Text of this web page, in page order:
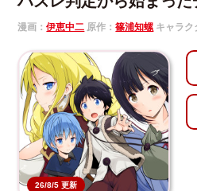
漫画：伊恵中二 原作：篠浦知螺 キャラク
26/8/5 更新